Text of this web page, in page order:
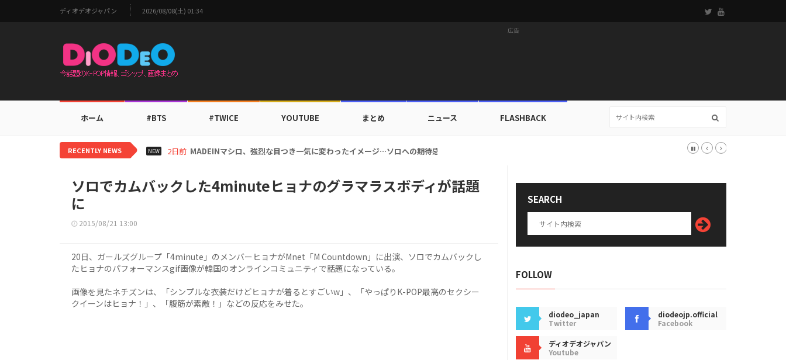
ディオデオジャパン 2026/08/08(土) 01:34
広告
ホーム #BTS #TWICE YOUTUBE まとめ ニュース FLASHBACK
RECENTLY NEWS NEW 2日前 MADEINマシロ、強烈な目つき一気に変わったイメージ…ソロへの期待感UP
ソロでカムバックした4minuteヒョナのグラマラスボディが話題
に
2015/08/21 13:00
20日、ガールズグループ「4minute」のメンバーヒョナがMnet「M Countdown」に出演、ソロでカムバックし
たヒョナのパフォーマンスgif画像が韓国のオンラインコミュニティで話題になっている。
画像を見たネチズンは、「シンプルな衣装だけどヒョナが着るとすごいw」、「やっぱりK-POP最高のセクシー
クイーンはヒョナ！」、「腹筋が素敵！」などの反応をみせた。
SEARCH
FOLLOW
diodeo_japan
Twitter
diodeojp.official
Facebook
ディオデオジャパン
Youtube